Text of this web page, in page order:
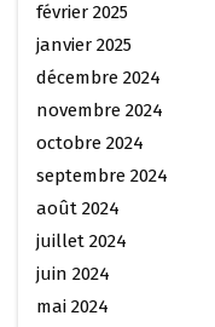
février 2025
janvier 2025
décembre 2024
novembre 2024
octobre 2024
septembre 2024
août 2024
juillet 2024
juin 2024
mai 2024